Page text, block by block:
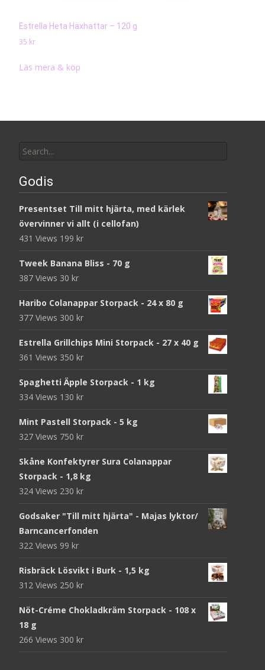
Estrella Heta Häxhattar – 120 g
35 kr
Läs mera & köp
for:
Godis
Presentset Till mitt hjärta, med kärlek
övervinner vi allt (i cellofan)
431 Views 199 kr
Tweek Banana Bliss - 70 g
387 Views 30 kr
Haribo Colanappar Storpack - 24 x 80 g
377 Views 300 kr
Estrella Grillchips Mini Storpack - 27 x 40 g
361 Views 350 kr
Spaghetti Äpple Storpack - 1 kg
334 Views 130 kr
Mint Pastell Storpack - 5 kg
327 Views 750 kr
Skåne Konfektyrer Sura Colanappar
Storpack - 1,8 kg
324 Views 230 kr
Godsaker "Till mitt hjärta" - Majas lyktor/
Barncancerfonden
322 Views 99 kr
Risbräck Lösvikt i Burk - 1,5 kg
312 Views 250 kr
Nöt-Créme Chokladkräm Storpack - 108 x
18 g
266 Views 300 kr